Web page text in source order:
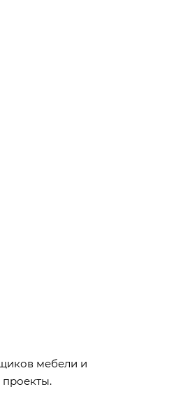
мебели и
проекты.